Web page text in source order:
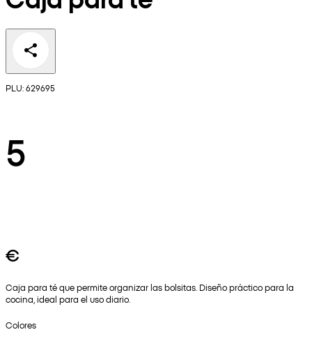
PLU: 629695
5
€
Caja para té que permite organizar las bolsitas. Diseño práctico para la
cocina, ideal para el uso diario.
Colores